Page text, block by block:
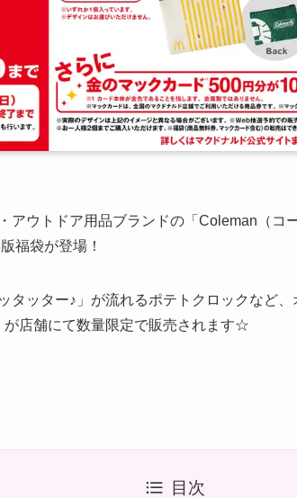
アウトドア用品ブランドの「Coleman（コ
福袋が登場！
タッター♪」が流れるポテトクロックなど
が店舗にて数量限定で販売されます☆
目次